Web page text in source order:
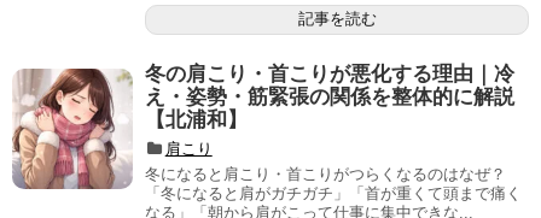
記事を読む
冬の肩こり・首こりが悪化する理由｜冷
え・姿勢・筋緊張の関係を整体的に解説
【北浦和】
肩こり
冬になると肩こり・首こりがつらくなるのはなぜ？
「冬になると肩がガチガチ」「首が重くて頭まで痛く
なる」「朝から肩がこって仕事に集中できな...